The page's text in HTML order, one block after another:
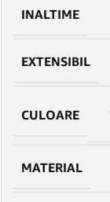
INALTIME
EXTENSIBIL
CULOARE
MATERIAL